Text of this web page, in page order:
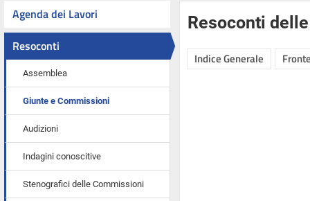
Agenda dei Lavori
Resoconti
Assemblea
Giunte e Commissioni
Audizioni
Indagini conoscitive
Stenografici delle Commissioni
Resoconti
Indice Generale